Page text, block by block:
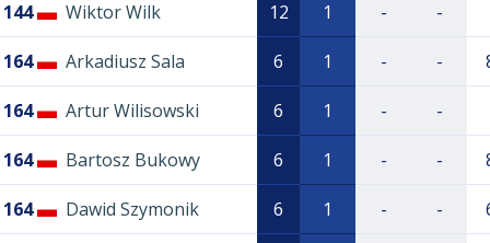
144 Wiktor Wilk 12 1 - -
164 Arkadiusz Sala 6 1 - -
164 Artur Wilisowski 6 1 - -
164 Bartosz Bukowy 6 1 - -
164 Dawid Szymonik 6 1 - -